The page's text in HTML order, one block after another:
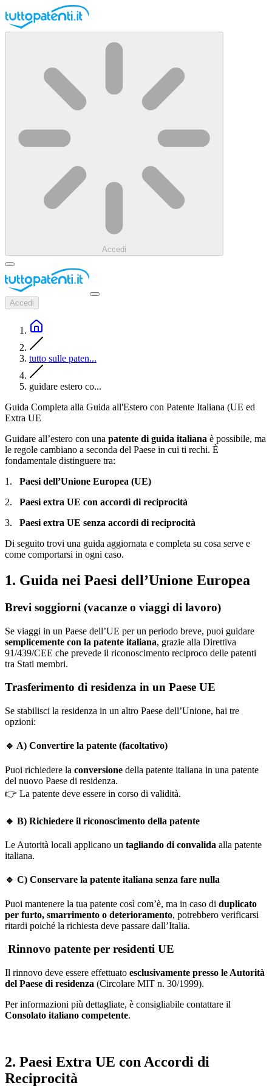
Accedi
Accedi
tutto sulle paten...
guidare estero co...
Guida Completa alla Guida all'Estero con Patente Italiana (UE ed
Extra UE
Guidare all’estero con una patente di guida italiana è possibile, ma
le regole cambiano a seconda del Paese in cui ti rechi. È
fondamentale distinguere tra:
1.
Paesi dell’Unione Europea (UE)
2.
Paesi extra UE con accordi di reciprocità
3.
Paesi extra UE senza accordi di reciprocità
Di seguito trovi una guida aggiornata e completa su cosa serve e
come comportarsi in ogni caso.
1. Guida nei Paesi dell’Unione Europea
Brevi soggiorni (vacanze o viaggi di lavoro)
Se viaggi in un Paese dell’UE per un periodo breve, puoi guidare
semplicemente con la patente italiana, grazie alla Direttiva
91/439/CEE che prevede il riconoscimento reciproco delle patenti
tra Stati membri.
Trasferimento di residenza in un Paese UE
Se stabilisci la residenza in un altro Paese dell’Unione, hai tre
opzioni:
🔹 A) Convertire la patente (facoltativo)
Puoi richiedere la conversione della patente italiana in una patente
del nuovo Paese di residenza.
👉 La patente deve essere in corso di validità.
🔹 B) Richiedere il riconoscimento della patente
Le Autorità locali applicano un tagliando di convalida alla patente
italiana.
🔹 C) Conservare la patente italiana senza fare nulla
Puoi mantenere la tua patente così com’è, ma in caso di duplicato
per furto, smarrimento o deterioramento, potrebbero verificarsi
ritardi poiché la richiesta deve passare dall’Italia.
Rinnovo patente per residenti UE
Il rinnovo deve essere effettuato esclusivamente presso le Autorità
del Paese di residenza (Circolare MIT n. 30/1999).
Per informazioni più dettagliate, è consigliabile contattare il
Consolato italiano competente.
2. Paesi Extra UE con Accordi di
Reciprocità